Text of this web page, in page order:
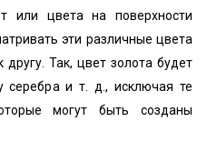
или цвета на поверхности
эти различные цвета
Так, цвет золота будет
и т. д., исключая те
могут быть созданы